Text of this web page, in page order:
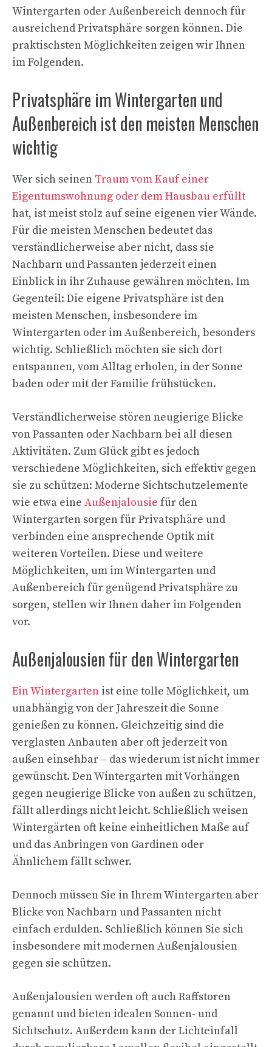
Wintergarten oder Außenbereich dennoch für
ausreichend Privatsphäre sorgen können. Die
praktischsten Möglichkeiten zeigen wir Ihnen
im Folgenden.
Privatsphäre im Wintergarten und
Außenbereich ist den meisten Menschen
wichtig
Wer sich seinen Traum vom Kauf einer
Eigentumswohnung oder dem Hausbau erfüllt
hat, ist meist stolz auf seine eigenen vier Wände.
Für die meisten Menschen bedeutet das
verständlicherweise aber nicht, dass sie
Nachbarn und Passanten jederzeit einen
Einblick in ihr Zuhause gewähren möchten. Im
Gegenteil: Die eigene Privatsphäre ist den
meisten Menschen, insbesondere im
Wintergarten oder im Außenbereich, besonders
wichtig. Schließlich möchten sie sich dort
entspannen, vom Alltag erholen, in der Sonne
baden oder mit der Familie frühstücken.
Verständlicherweise stören neugierige Blicke
von Passanten oder Nachbarn bei all diesen
Aktivitäten. Zum Glück gibt es jedoch
verschiedene Möglichkeiten, sich effektiv gegen
sie zu schützen: Moderne Sichtschutzelemente
wie etwa eine Außenjalousie für den
Wintergarten sorgen für Privatsphäre und
verbinden eine ansprechende Optik mit
weiteren Vorteilen. Diese und weitere
Möglichkeiten, um im Wintergarten und
Außenbereich für genügend Privatsphäre zu
sorgen, stellen wir Ihnen daher im Folgenden
vor.
Außenjalousien für den Wintergarten
Ein Wintergarten ist eine tolle Möglichkeit, um
unabhängig von der Jahreszeit die Sonne
genießen zu können. Gleichzeitig sind die
verglasten Anbauten aber oft jederzeit von
außen einsehbar – das wiederum ist nicht immer
gewünscht. Den Wintergarten mit Vorhängen
gegen neugierige Blicke von außen zu schützen,
fällt allerdings nicht leicht. Schließlich weisen
Wintergärten oft keine einheitlichen Maße auf
und das Anbringen von Gardinen oder
Ähnlichem fällt schwer.
Dennoch müssen Sie in Ihrem Wintergarten aber
Blicke von Nachbarn und Passanten nicht
einfach erdulden. Schließlich können Sie sich
insbesondere mit modernen Außenjalousien
gegen sie schützen.
Außenjalousien werden oft auch Raffstoren
genannt und bieten idealen Sonnen- und
Sichtschutz. Außerdem kann der Lichteinfall